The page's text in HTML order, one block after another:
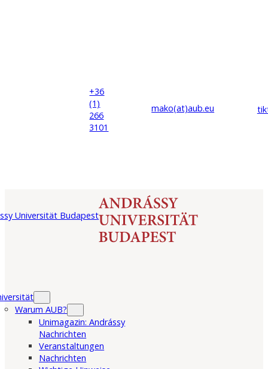
+36
(1)
266
3101
mako(at)aub.eu
Warum AUB?
Unimagazin: Andrássy
Nachrichten
Veranstaltungen
Nachrichten